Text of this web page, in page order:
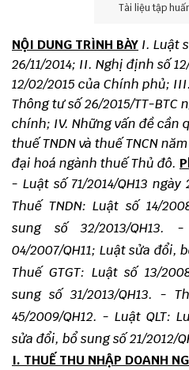
Tài liệu tập
NỘI DUNG TRÌNH BÀY I. Luật
26/11/2014; II. Nghị định số
12/02/2015 của Chính phủ;
Thông tư số 26/2015/TT-BTC
chính; IV. Những vấn đề cần
thuế TNDN và thuế TNCN
đại hoá ngành thuế Thủ đô.
- Luật số 71/2014/QH13 ngày
Thuế TNDN: Luật số 14/
sung số 32/2013/QH13.
-
04/2007/QH11; Luật sửa đổi,
Thuế GTGT: Luật số 13/
sung số 31/2013/QH13. -
45/2009/QH12. - Luật QLT:
sửa đổi, bổ sung số 21/2012/
I. THUẾ THU NHẬP DOANH